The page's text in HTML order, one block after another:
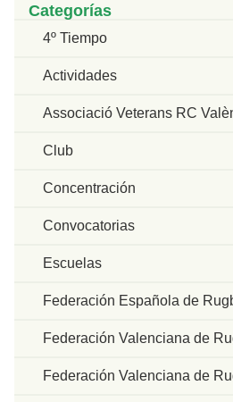
Categorías
4º Tiempo
Actividades
Associació Veterans RC
Club
Concentración
Convocatorias
Escuelas
Federación Española de
Federación Valenciana de
Federación Valenciana de